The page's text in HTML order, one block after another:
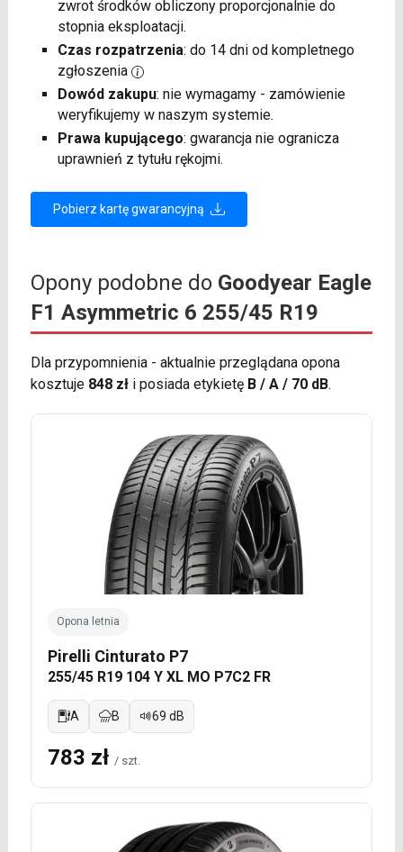
zwrot środków obliczony proporcjonalnie do
stopnia eksploatacji.
Czas rozpatrzenia: do 14 dni od kompletnego
zgłoszenia
Dowód zakupu: nie wymagamy - zamówienie
weryfikujemy w naszym systemie.
Prawa kupującego: gwarancja nie ogranicza
uprawnień z tytułu rękojmi.
Pobierz kartę gwarancyjną
Opony podobne do Goodyear Eagle
F1 Asymmetric 6 255/45 R19
Dla przypomnienia - aktualnie przeglądana opona
kosztuje 848 złi posiada etykietę B / A / 70 dB.
Opona letnia
Pirelli Cinturato P7
255/45 R19 104 Y XL MO P7C2 FR
A B 69 dB
783 zł / szt.